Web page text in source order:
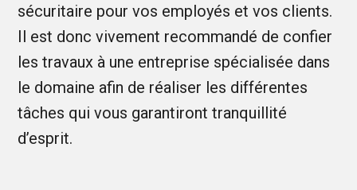
sécuritaire pour vos employés et vos clients.
Il est donc vivement recommandé de confier
les travaux à une entreprise spécialisée dans
le domaine afin de réaliser les différentes
tâches qui vous garantiront tranquillité
d’esprit.